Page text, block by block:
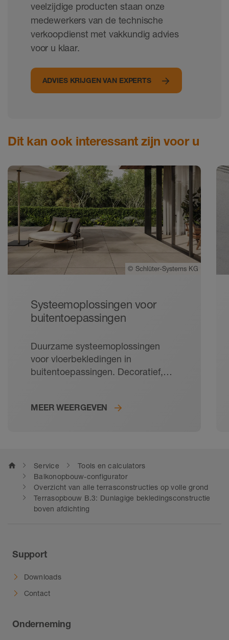
veelzijdige producten staan onze
medewerkers van de technische
verkoopdienst met vakkundig advies
voor u klaar.
ADVIES KRIJGEN VAN EXPERTS
Dit kan ook interessant zijn voor u
© Schlüter-Systems KG
Systeemoplossingen voor
buitentoepassingen
Duurzame systeemoplossingen
voor vloerbekledingen in
buitentoepassingen. Decoratief,
voor balkons en terrassen. Met de
levensduur van de tegels. Van
contactafdichting tot randprofielen
en afwateringsgoot – bij onze
systeemoplossingen voor balkons
en terrassen past alles bij elkaar.
MEER WEERGEVEN
home Service
Tools en calculators
Balkonopbouw-configurator
Overzicht van alle terrasconstructies op volle grond
Terrasopbouw B.3: Dunlagige bekledingsconstructie
boven afdichting
Support
Downloads
Contact
Onderneming